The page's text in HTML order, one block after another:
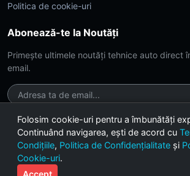
Politica de cookie-uri
Abonează-te la Noutăți
Primește ultimele noutăți tehnice auto direct
email.
© 2026 CarsDB. Toate drepturile rezervate.
enthusiasts.
Versiunea 2.4 (Build Dark-Lime)
Folosim cookie-uri pentru a îmbunătăți
Continuând navigarea, ești de acord cu
Condițiile, Politica de Confidențialitate și
Cookie-uri.
Accept